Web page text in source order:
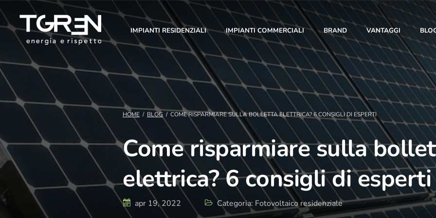
IMPIANTI RESIDENZIALI IMPIANTI COMMERCIALI BRAND VANTAGGI
HOME / BLOG / COME RISPARMIARE SULLA BOLLETTA ELETTRICA? 6 CONSIGLI DI ESPERTI
Come risparmiare sulla
elettrica? 6 consigli di esperti
apr 19, 2022 Categoria: Fotovoltaico residenziale
10 Anni di Noi!
L’anno 2023 segna un traguardo importante: i 10
anni di T-Green. Con te al nostro fianco siamo
cresciuti giorno dopo giorno, fino a diventare una